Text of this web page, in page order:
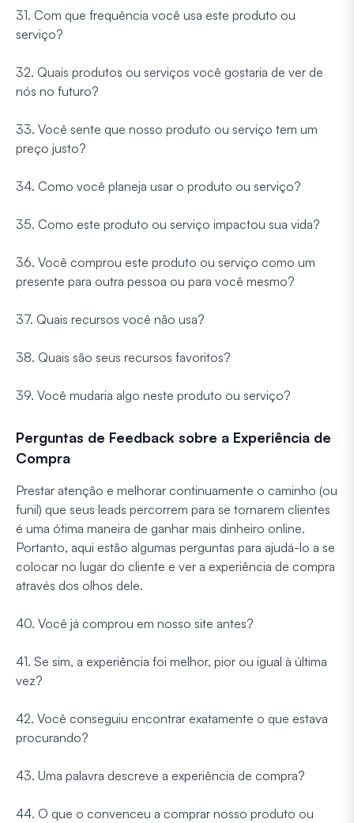
31. Com que frequência você usa este produto ou
serviço?
32. Quais produtos ou serviços você gostaria de ver de
nós no futuro?
33. Você sente que nosso produto ou serviço tem um
preço justo?
34. Como você planeja usar o produto ou serviço?
35. Como este produto ou serviço impactou sua vida?
36. Você comprou este produto ou serviço como um
presente para outra pessoa ou para você mesmo?
37. Quais recursos você não usa?
38. Quais são seus recursos favoritos?
39. Você mudaria algo neste produto ou serviço?
Perguntas de Feedback sobre a Experiência de
Compra
Prestar atenção e melhorar continuamente o caminho (ou
funil) que seus leads percorrem para se tornarem clientes
é uma ótima maneira de ganhar mais dinheiro online.
Portanto, aqui estão algumas perguntas para ajudá-lo a se
colocar no lugar do cliente e ver a experiência de compra
através dos olhos dele.
40. Você já comprou em nosso site antes?
41. Se sim, a experiência foi melhor, pior ou igual à última
vez?
42. Você conseguiu encontrar exatamente o que estava
procurando?
43. Uma palavra descreve a experiência de compra?
44. O que o convenceu a comprar nosso produto ou